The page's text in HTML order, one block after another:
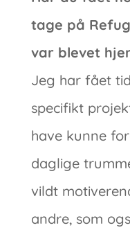
tage på
var blevet
Jeg har fået
specifikt
have kunne
daglige
vildt
andre, som